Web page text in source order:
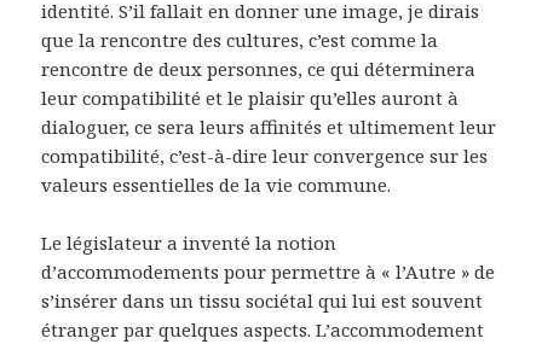
identité. S’il fallait en donner une image, je dirais
que la rencontre des cultures, c’est comme la
rencontre de deux personnes, ce qui déterminera
leur compatibilité et le plaisir qu’elles auront à
dialoguer, ce sera leurs affinités et ultimement leur
compatibilité, c’est-à-dire leur convergence sur les
valeurs essentielles de la vie commune.
Le législateur a inventé la notion
d’accommodements pour permettre à « l’Autre » de
s’insérer dans un tissu sociétal qui lui est souvent
étranger par quelques aspects. L’accommodement